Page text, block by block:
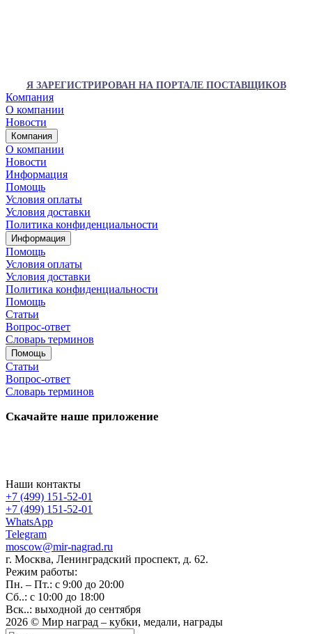
Я ЗАРЕГИСТРИРОВАН НА ПОРТАЛЕ ПОСТАВЩИКОВ
Компания
О компании
Новости
Компания
О компании
Новости
Информация
Помощь
Условия оплаты
Условия доставки
Политика конфиденциальности
Информация
Помощь
Условия оплаты
Условия доставки
Политика конфиденциальности
Помощь
Статьи
Вопрос-ответ
Словарь терминов
Помощь
Статьи
Вопрос-ответ
Словарь терминов
Скачайте наше приложение
Наши контакты
+7 (499) 151-52-01
+7 (499) 151-52-01
WhatsApp
Telegram
moscow@mir-nagrad.ru
г. Москва, Ленинградский проспект, д. 62.
Режим работы:
Пн. – Пт.: с 9:00 до 20:00
Сб..: с 10:00 до 18:00
Вск..: выходной до сентября
2026 © Мир наград – кубки, медали, награды